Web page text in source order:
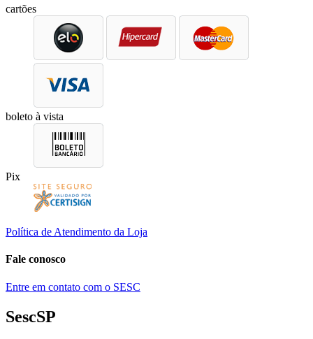
cartões
boleto à vista
Pix
Política de Atendimento da Loja
Fale conosco
Entre em contato com o SESC
SescSP